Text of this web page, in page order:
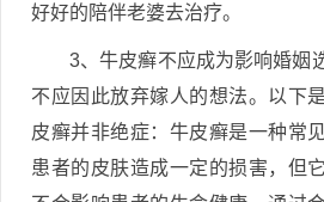
好好的陪伴老婆去治疗。
3、牛皮癣不应成为影响婚姻
不应因此放弃嫁人的想法。以下
皮癣并非绝症：牛皮癣是一种常
患者的皮肤造成一定的损害，但